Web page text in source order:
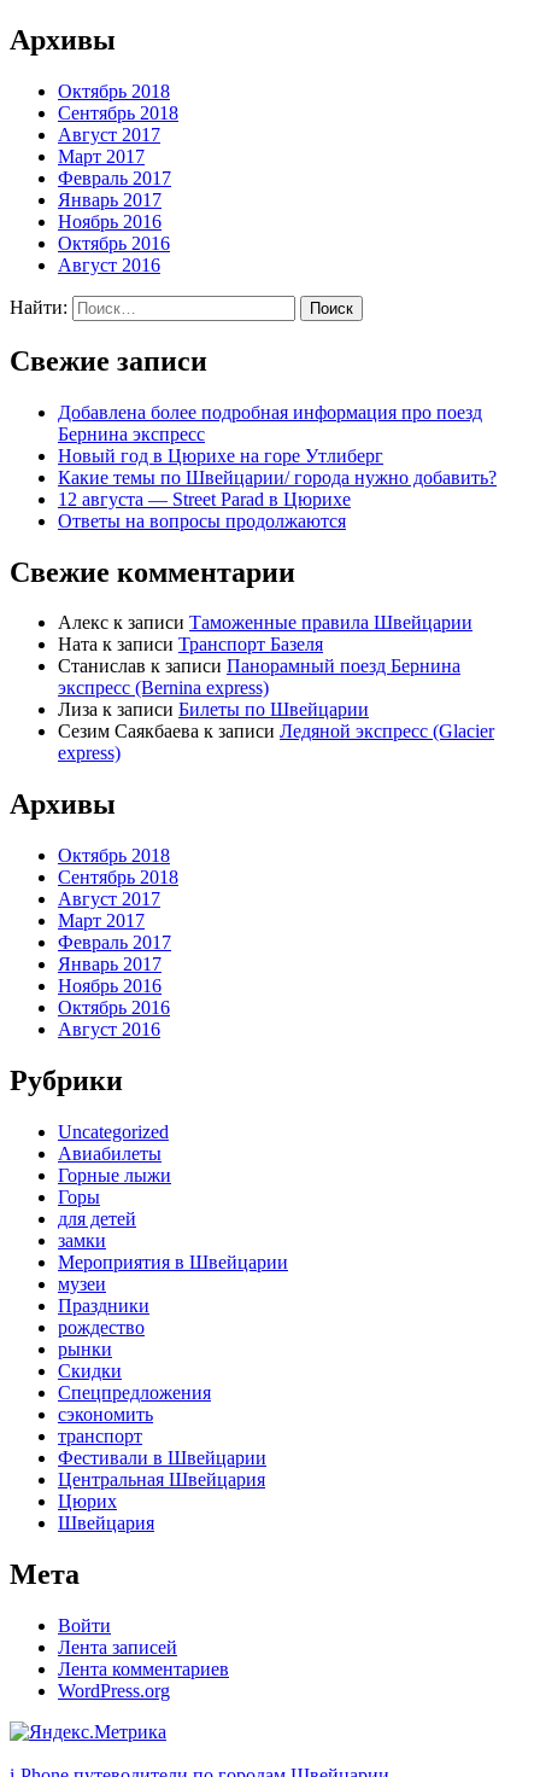
Архивы
Октябрь 2018
Сентябрь 2018
Август 2017
Март 2017
Февраль 2017
Январь 2017
Ноябрь 2016
Октябрь 2016
Август 2016
Найти:
Свежие записи
Добавлена более подробная информация про поезд
Бернина экспресс
Новый год в Цюрихе на горе Утлиберг
Какие темы по Швейцарии/ города нужно добавить?
12 августа — Street Parad в Цюрихе
Ответы на вопросы продолжаются
Свежие комментарии
Алекс к записи Таможенные правила Швейцарии
Ната к записи Транспорт Базеля
Станислав к записи Панорамный поезд Бернина
экспресс (Bernina express)
Лиза к записи Билеты по Швейцарии
Сезим Саякбаева к записи Ледяной экспресс (Glacier
express)
Архивы
Октябрь 2018
Сентябрь 2018
Август 2017
Март 2017
Февраль 2017
Январь 2017
Ноябрь 2016
Октябрь 2016
Август 2016
Рубрики
Uncategorized
Авиабилеты
Горные лыжи
Горы
для детей
замки
Мероприятия в Швейцарии
музеи
Праздники
рождество
рынки
Скидки
Спецпредложения
сэкономить
транспорт
Фестивали в Швейцарии
Центральная Швейцария
Цюрих
Швейцария
Мета
Войти
Лента записей
Лента комментариев
WordPress.org